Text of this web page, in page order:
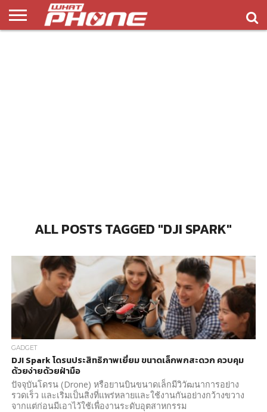
ALL POSTS TAGGED "DJI SPARK"
GADGET
DJI Spark โดรนประสิทธิภาพเยี่ยม ขนาดเล็กพกสะดวก ควบคุม
ด้วยง่ายด้วยฝ่ามือ
ปัจจุบันโดรน (Drone) หรือยานบินขนาดเล็กมีวิวัฒนาการอย่าง
รวดเร็ว และเริ่มเป็นสิ่งที่แพร่หลายและใช้งานกันอย่างกว้างขวาง
จากแต่ก่อนมีเอาไว้ใช้เพื่องานระดับอุตสาหกรรม